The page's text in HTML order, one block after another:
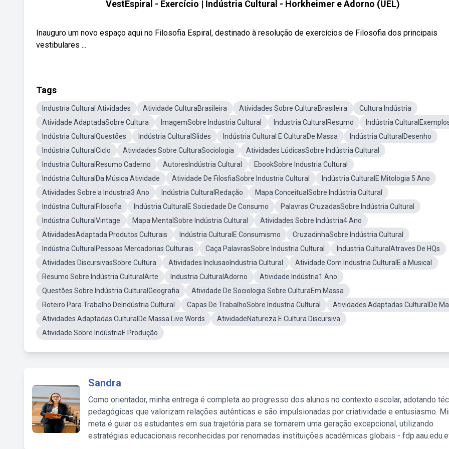
VestEspiral - Exercício | Indústria Cultural - Horkheimer e Adorno (UEL)
Inauguro um novo espaço aqui no Filosofia Espiral, destinado à resolução de exercícios de Filosofia dos principais
vestibulares ...
Tags
Industria Cultural Atividades Atividade CulturaBrasileira Atividades Sobre CulturaBrasileira
Cultura Indústria
Atividade AdaptadaSobre Cultura
ImagemSobre Industria Cultural Industria CulturalResumo
Indústria
Indústria CulturalQuestões
Indústria CulturalSlides Indústria Cultural E CulturaDe Massa
Indústria CulturalDesenho
Indústria CulturalCiclo
Atividades Sobre CulturaSociologia
Atividades LúdicasSobre Indústria Cultural
Industria CulturalResumo Caderno
AutoresIndústria Cultural
EbookSobre Industria Cultural
Indústria CulturalDa Música Atividade
Atividade De FilosfiaSobre Industria Cultural
Indústria CulturalE Mitologia 5 Ano
Atividades Sobre a Industria3 Ano
Indústria CulturalRedação
Mapa ConceitualSobre Indústria Cultural
Indústria CulturalFilosofia
Indústria CulturalE Sociedade De Consumo
Palavras CruzadasSobre Indústria Cultural
Indústria CulturalVintage
Mapa MentalSobre Indústria Cultural
Atividades Sobre Indústria4 Ano
AtividadesAdaptada Produtos Culturais
Indústria CulturalE Consumismo
CruzadinhaSobre Indústria Cultural
Indústria CulturalPessoas Mercadorias Culturais
Caça PalavrasSobre Industria Cultural
Industria CulturalAtraves De HQs
Atividades DiscursivasSobre Cultura
Atividades InclusaoIndustria Cultural
Atividade Com Industria CulturalE a Musical
Resumo Sobre Indústria CulturalArte
Industria CulturalAdorno
Atividade Indústria1 Ano
Questões Sobre Indústria CulturalGeografia
Atividade De Sociologia Sobre CulturaEm Massa
Roteiro Para Trabalho DeIndústria Cultural
Capas De TrabalhoSobre Industria Cultural
Atividades Adaptadas CulturalDe
Atividades Adaptadas CulturalDe Massa Live Words
AtividadeNatureza E Cultura Discursiva
Atividade Sobre IndústriaE Produção
Sandra
Como orientador, minha entrega é completa ao progresso dos alunos no contexto escolar, adotando
pedagógicas que valorizam relações autênticas e são impulsionadas por criatividade e entusiasmo.
meta é guiar os estudantes em sua trajetória para se tornarem uma geração excepcional, utilizando
estratégias educacionais reconhecidas por renomadas instituições acadêmicas globais -